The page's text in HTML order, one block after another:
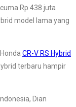
Rp 438 juta
model lama yang
CR-V RS Hybrid
terbaru hampir
Dian